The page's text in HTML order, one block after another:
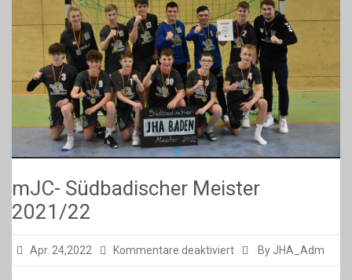
mJC- Südbadischer Meister
2021/22
Apr. 24,2022 Kommentare deaktiviertfür
By JHA_Adm